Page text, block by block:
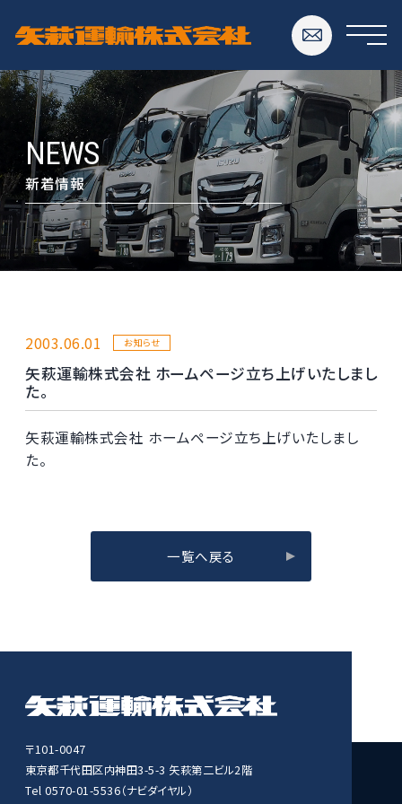
NEWS
新着情報
2003.06.01 お知らせ
矢萩運輸株式会社 ホームページ立ち上げいたしまし
た。
矢萩運輸株式会社 ホームページ立ち上げいたしまし
た。
一覧へ戻る
〒101-0047
東京都千代田区内神田3-5-3 矢萩第二ビル2階
Tel 0570-01-5536（ナビダイヤル）